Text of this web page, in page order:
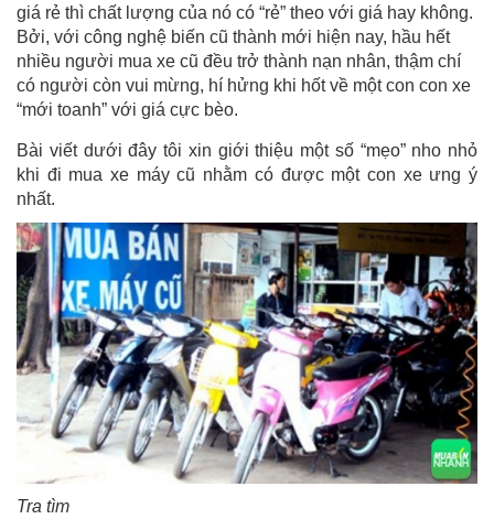
giá rẻ thì chất lượng của nó có “rẻ” theo với giá hay không.
Bởi, với công nghệ biến cũ thành mới hiện nay, hầu hết
nhiều người mua xe cũ đều trở thành nạn nhân, thậm chí
có người còn vui mừng, hí hửng khi hốt về một con con xe
“mới toanh” với giá cực bèo.
Bài viết dưới đây tôi xin giới thiệu một số “mẹo” nho nhỏ
khi đi mua xe máy cũ nhằm có được một con xe ưng ý
nhất.
Tra tìm